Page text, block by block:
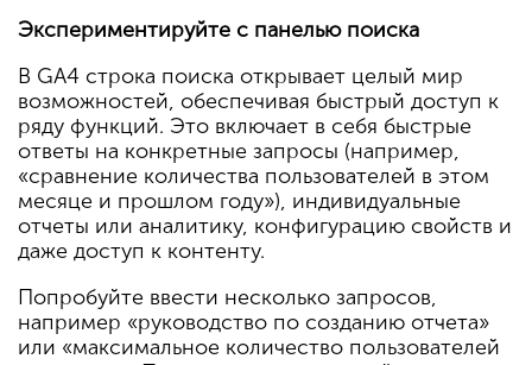
Экспериментируйте с панелью поиска
В GA4 строка поиска открывает целый мир
возможностей, обеспечивая быстрый доступ к
ряду функций. Это включает в себя быстрые
ответы на конкретные запросы (например,
«сравнение количества пользователей в этом
месяце и прошлом году»), индивидуальные
отчеты или аналитику, конфигурацию свойств и
даже доступ к контенту.
Попробуйте ввести несколько запросов,
например «руководство по созданию отчета»
или «максимальное количество пользователей